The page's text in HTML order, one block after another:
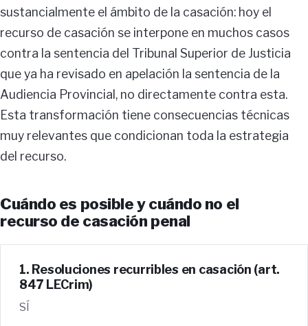
sustancialmente el ámbito de la casación: hoy el
recurso de casación se interpone en muchos casos
contra la sentencia del Tribunal Superior de Justicia
que ya ha revisado en apelación la sentencia de la
Audiencia Provincial, no directamente contra esta.
Esta transformación tiene consecuencias técnicas
muy relevantes que condicionan toda la estrategia
del recurso.
Cuándo es posible y cuándo no el
recurso de casación penal
1. Resoluciones recurribles en casación (art.
847 LECrim)
SÍ